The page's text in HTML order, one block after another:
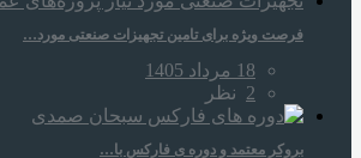
فرصت ویژه برای تامین تجهیزات صنعتی مورد…
18 مرداد 1405
2 نظر
بروکر معتمد و دوره‌ ی فارکس با…